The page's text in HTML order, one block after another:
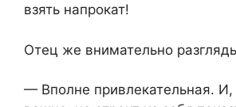
взять напрокат!
Отец же внимательно
— Вполне привлекательная. И,